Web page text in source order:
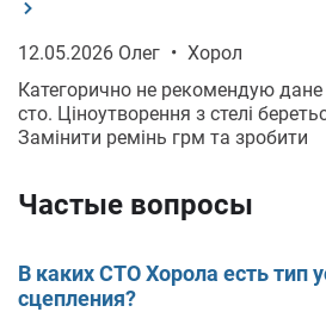
12.05.2026 Олег • Хорол
Категорично не рекомендую дане
сто. Ціноутворення з стелі
Замінити ремінь грм та зробити
Такі співвітчизники.
Частые вопросы
В каких СТО Хорола есть тип
сцепления?